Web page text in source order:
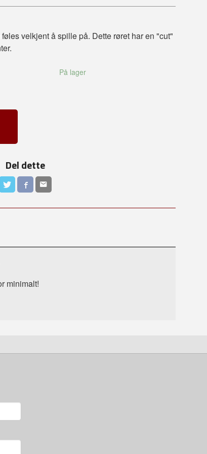
velkjent å spille på. Dette røret har en "cut"
På lager
Del dette
minimalt!